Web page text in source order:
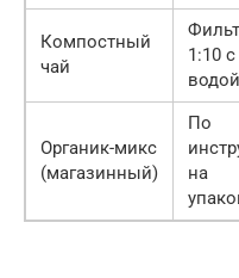
Компостный
чай
1:10 с
водой
Органик-микс
(магазинный)
По
на